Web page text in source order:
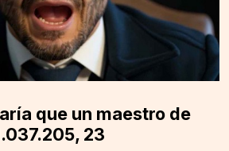
que un maestro de
23